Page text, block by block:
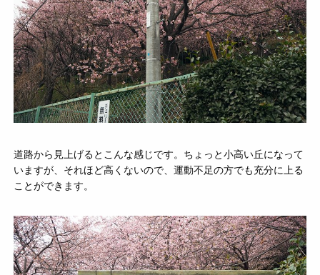
道路から見上げるとこんな感じです。ちょっと小高い丘になって
いますが、それほど高くないので、運動不足の方でも充分に上る
ことができます。